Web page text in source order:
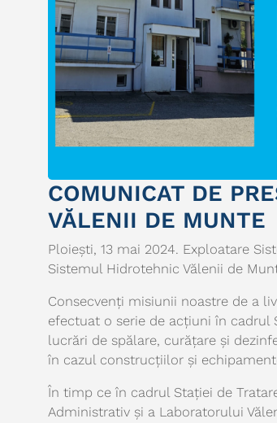
COMUNICAT DE
VĂLENII DE MUNTE
Ploiești, 13 mai 2024. Exploatare
Sistemul Hidrotehnic Vălenii de
Consecvenți misiunii noastre de a
efectuat o serie de acțiuni în cadrul
lucrări de spălare, curățare și
în cazul construcțiilor și
În timp ce în cadrul Stației de
Administrativ și a Laboratorului